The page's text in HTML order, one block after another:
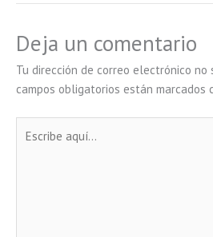
Deja un comentario
Tu dirección de correo electrónico no
campos obligatorios están marcados
aquí...